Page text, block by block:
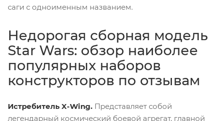
саги с одноименным названием.
Недорогая сборная модель
Star Wars: обзор наиболее
популярных наборов
конструкторов по отзывам
Истребитель X-Wing. Представляет собой
легендарный космический боевой агрегат, главной